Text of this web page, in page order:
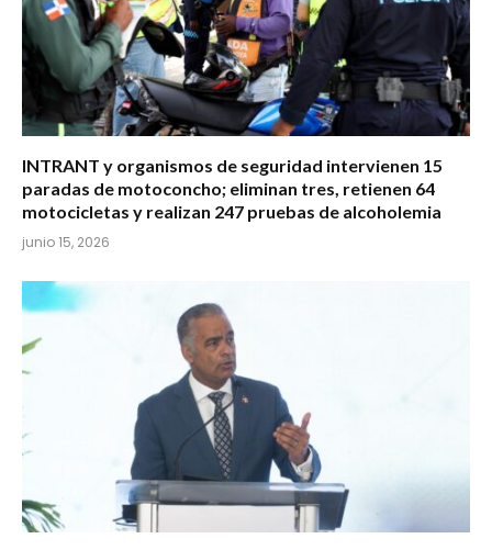
INTRANT y organismos de seguridad intervienen 15
paradas de motoconcho; eliminan tres, retienen 64
motocicletas y realizan 247 pruebas de alcoholemia
junio 15, 2026